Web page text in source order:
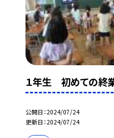
１年生 初めての終
公開日 2024/07/24
更新日 2024/07/24